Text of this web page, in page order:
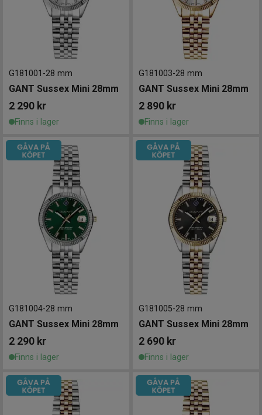
G181001 -28 mm
GANT Sussex Mini 28mm
2 290 kr
Finns i lager
G181003-28 mm
GANT Sussex Mini 28mm
2 890 kr
Finns i lager
G181004-28 mm
GANT Sussex Mini 28mm
2 290 kr
Finns i lager
G181005-28 mm
GANT Sussex Mini 28mm
2 690 kr
Finns i lager